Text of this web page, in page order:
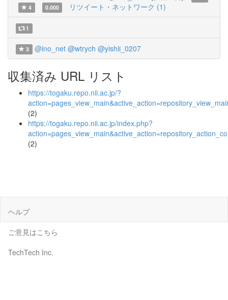
4
0.000 リツイート・ネットワーク (1)
1
3 @ino_net @wtrych @yishii_0207
収集済み URL リスト
https://togaku.repo.nii.ac.jp/?
(2)
https://togaku.repo.nii.ac.jp/index.php?
(2)
ヘルプ
ご意見はこちら
TechTech Inc.